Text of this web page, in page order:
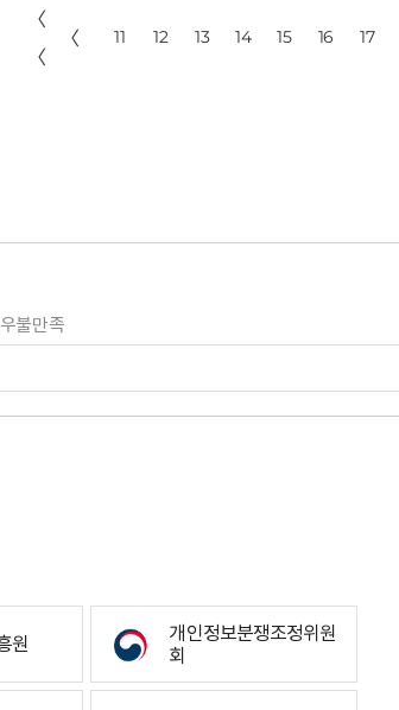
〈
〈
〈 11 12 13 14 15 16 17
불만족
원
개인정보분쟁조정위원
회